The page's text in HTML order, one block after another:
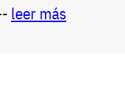
leer más